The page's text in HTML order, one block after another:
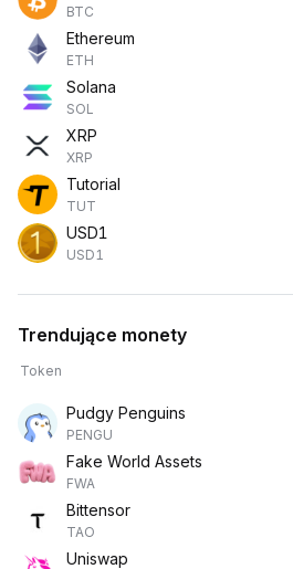
BTC
Ethereum
ETH
Solana
SOL
XRP
XRP
Tutorial
TUT
USD1
USD1
Trendujące monety
Token
Pudgy Penguins
PENGU
Fake World Assets
FWA
Bittensor
TAO
Uniswap